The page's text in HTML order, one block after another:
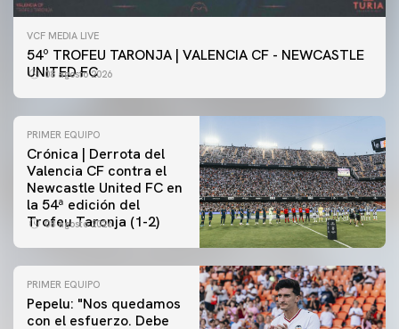
VCF MEDIA LIVE
54º TROFEU TARONJA | VALENCIA CF - NEWCASTLE
UNITED FC
08 agosto 2026
PRIMER EQUIPO
Crónica | Derrota del
Valencia CF contra el
Newcastle United FC en
la 54ª edición del
Trofeu Taronja (1-2)
08 agosto 2026
PRIMER EQUIPO
Pepelu: "Nos quedamos
con el esfuerzo. Debe